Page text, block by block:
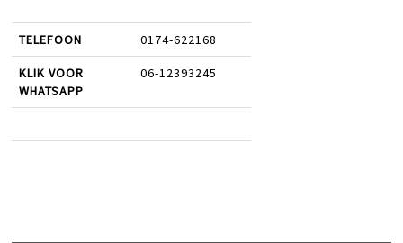
TELEFOON 0174-622168
KLIK VOOR
WHATSAPP
06-12393245